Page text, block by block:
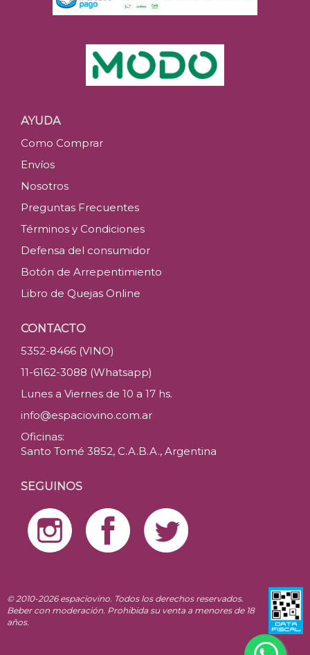
AYUDA
Como Comprar
Envíos
Nosotros
Preguntas Frecuentes
Términos y Condiciones
Defensa del consumidor
Botón de Arrepentimiento
Libro de Quejas Online
CONTACTO
5352-8466 (VINO)
11-6162-3088 (Whatsapp)
Lunes a Viernes de 10 a 17 hs.
info@espaciovino.com.ar
Oficinas:
Santo Tomé 3852, C.A.B.A., Argentina
SEGUINOS
© 2010-2026 espaciovino. Todos los derechos reservados.
Beber con moderación. Prohibida su venta a menores de 18
años.